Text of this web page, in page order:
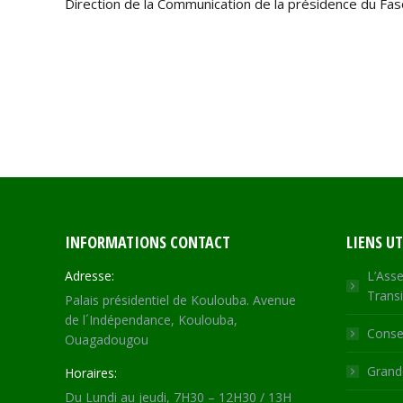
Direction de la Communication de la présidence du
INFORMATIONS CONTACT
Adresse:
Palais présidentiel de Koulouba. Avenue
de l´Indépendance, Koulouba,
Ouagadougou
Horaires:
Du Lundi au jeudi, 7H30 – 12H30 / 13H
LIENS